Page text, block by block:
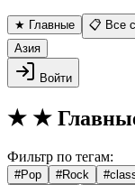
★ Главные 📋 Все
Азия
Войти
★ ★
Фильтр по тегам:
#Pop #Rock #